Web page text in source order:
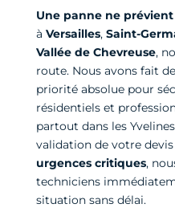
Une panne ne prévient
à Versailles, Saint-
Vallée de Chevreuse,
route. Nous avons fait
priorité absolue pour
résidentiels et
partout dans les
validation de votre
urgences critiques,
techniciens
situation sans délai.